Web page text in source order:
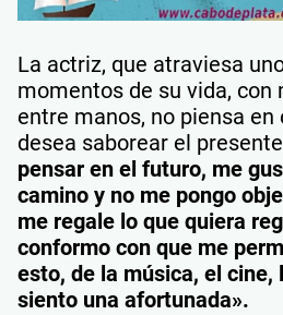
La actriz, que atraviesa
momentos de su vida, con
entre manos, no piensa en
desea saborear el
pensar en el futuro, me
camino y no me pongo
me regale lo que quiera
conformo con que me
esto, de la música, el
siento una afortunada».